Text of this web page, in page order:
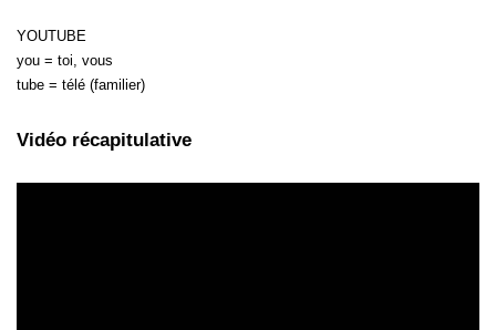
YOUTUBE
you = toi, vous
tube = télé (familier)
Vidéo récapitulative